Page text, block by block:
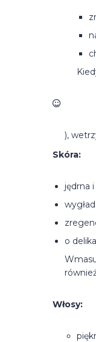
),
Skóra:
jędrna
o
Włosy: